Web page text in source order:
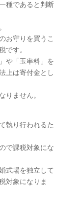
種であると判断
お守りを買うこ
です。
や「玉串料」を
上は寄付金とし
りません。
執り行われるた
で課税対象にな
式場を独立して
対象になりま